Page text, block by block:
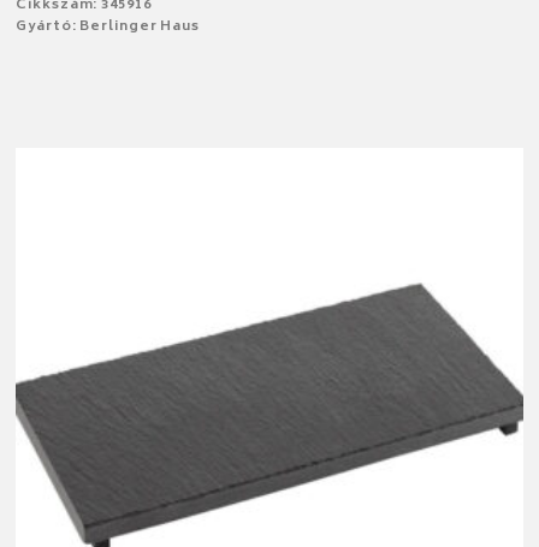
Cikkszám: 345916
Gyártó: Berlinger Haus